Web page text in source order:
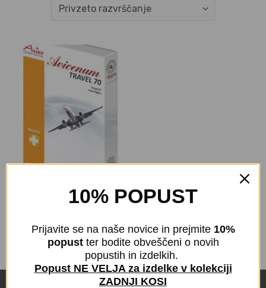
DOKOLENKE Travel 70 den |
19,90 z DDV
10% POPUST
Prijavite se na naše novice in prejmite 10%
popust ter bodite obveščeni o novih
popustih in izdelkih.
Popust NE VELJA za izdelke v kolekciji
ZADNJI KOSI